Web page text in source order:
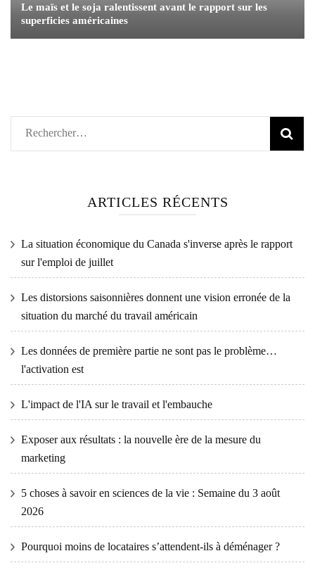
Le maïs et le soja ralentissent avant le rapport sur les
superficies américaines
Rechercher :
ARTICLES RÉCENTS
La situation économique du Canada s'inverse après le rapport
sur l'emploi de juillet
Les distorsions saisonnières donnent une vision erronée de la
situation du marché du travail américain
Les données de première partie ne sont pas le problème…
l'activation est
L'impact de l'IA sur le travail et l'embauche
Exposer aux résultats : la nouvelle ère de la mesure du
marketing
5 choses à savoir en sciences de la vie : Semaine du 3 août
2026
Pourquoi moins de locataires s’attendent-ils à déménager ?